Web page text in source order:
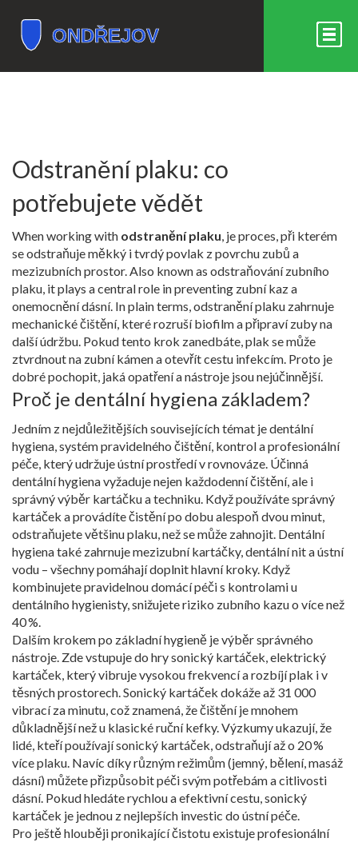
Odstranění plaku: co
potřebujete vědět
When working with odstranění plaku, je proces, při kterém
se odstraňuje měkký i tvrdý povlak z povrchu zubů a
mezizubních prostor. Also known as odstraňování zubního
plaku, it plays a central role in preventing zubní kaz a
onemocnění dásní. In plain terms, odstranění plaku zahrnuje
mechanické čištění, které rozruší biofilm a připraví zuby na
další údržbu. Pokud tento krok zanedbáte, plak se může
ztvrdnout na zubní kámen a otevřít cestu infekcím. Proto je
dobré pochopit, jaká opatření a nástroje jsou nejúčinnější.
Proč je dentální hygiena základem?
Jedním z nejdůležitějších souvisejících témat jedentální
hygiena,systém pravidelného čištění, kontrol a profesionální
péče, který udržuje ústní prostředí v rovnováze. Účinná
dentální hygiena vyžaduje nejen každodenní čištění, ale i
správný výběr kartáčku a techniku. Když používáte správný
kartáček a provádíte čistění po dobu alespoň dvou minut,
odstraňujete většinu plaku, než se může zahnojit. Dentální
hygiena také zahrnuje mezizubní kartáčky, dentální nit a ústní
vodu – všechny pomáhají doplnit hlavní kroky. Když
kombinujete pravidelnou domácí péči s kontrolami u
dentálního hygienisty, snižujete riziko zubního kazu o více než
40 %.
Dalším krokem po základní hygieně je výběr správného
nástroje. Zde vstupuje do hrysonický kartáček,elektrický
kartáček, který vibruje vysokou frekvencí a rozbíjí plak i v
těsných prostorech. Sonický kartáček dokáže až 31 000
vibrací za minutu, což znamená, že čištění je mnohem
důkladnější než u klasické ruční kefky. Výzkumy ukazují, že
lidé, kteří používají sonický kartáček, odstraňují až o 20 %
více plaku. Navíc díky různým režimům (jemný, bělení, masáž
dásní) můžete přizpůsobit péči svým potřebám a citlivosti
dásní. Pokud hledáte rychlou a efektivní cestu, sonický
kartáček je jednou z nejlepších investic do ústní péče.
Pro ještě hlouběji pronikající čistotu existuje profesionální